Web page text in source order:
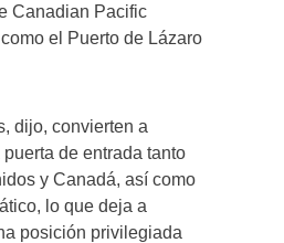
Canadian Pacific
el Puerto de Lázaro
dijo, convierten a
de entrada tanto
y Canadá, así como
lo que deja a
posición privilegiada